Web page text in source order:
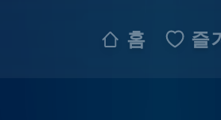
홈 즐